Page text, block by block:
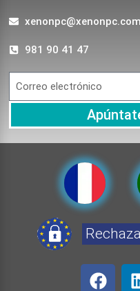
xenonpc@xenonpc.com
981 90 41 47